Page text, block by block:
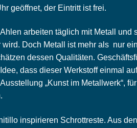
geöffnet, der Eintritt ist frei.
arbeiten täglich mit Metall und
Doch Metall ist mehr als nur
dessen Qualitäten.
dass dieser Werkstoff einmal
„Kunst im Metallwerk“,
inspirieren Schrottreste. Aus